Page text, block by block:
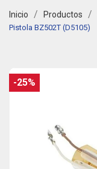
Inicio Productos
Pistola BZ502T (D5105)
-25%